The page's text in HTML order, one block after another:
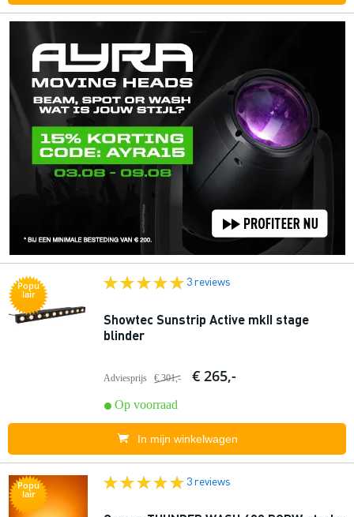
Popu
lair
3 reviews
Showtec Sunstrip Active mkII stage
blinder
Adviesprijs € 301,- € 265,-
Op voorraad
In mijn winkelwagen
Popu
lair
3 reviews